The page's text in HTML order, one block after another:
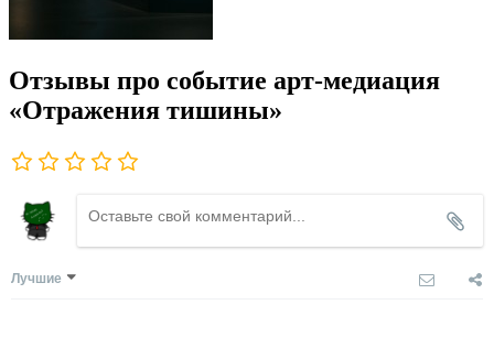
Отзывы про событие арт-медиация
«Отражения тишины»
Лучшие